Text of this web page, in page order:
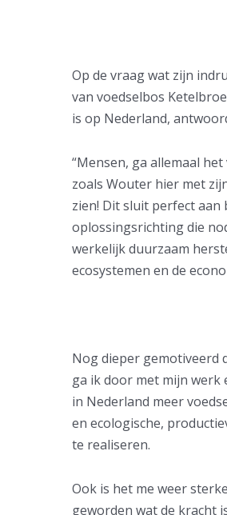
Op de vraag wat zijn
van voedselbos
is op Nederland,
“Mensen, ga allemaal
zoals Wouter hier met
zien! Dit sluit perfect aan
oplossingsrichting die
werkelijk duurzaam
ecosystemen en de
Nog dieper gemotiveerd
ga ik door met mijn werk
in Nederland meer
en ecologische,
te realiseren.
Ook is het me weer
geworden wat de kracht